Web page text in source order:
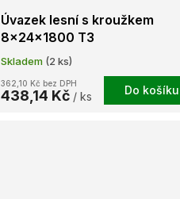
Úvazek lesní s kroužkem
8x24x1800 T3
Skladem (2 ks)
362,10 Kč bez DPH
438,14 Kč / ks Do košíku